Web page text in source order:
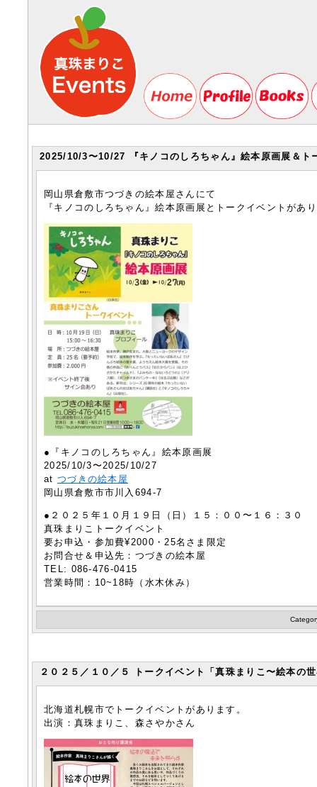
2025/10/3〜10/27 『キノコのしろちゃん』絵本原画展＆
岡山県倉敷市つづきの絵本屋さんにて
『キノコのしろちゃん』絵本原画展とトークイベントがあ
●『キノコのしろちゃん』絵本原画展
2025/10/3〜2025/10/27
at つづきの絵本屋
岡山県倉敷市市川入694-7
●２０２５年１０月１９日（日）１５：００〜１６：３０
真珠まりこトークイベント
要お申込・参加費¥2000・25名さま限定
お問合せ＆申込先：つづきの絵本屋
TEL: 086-476-0415
営業時間：10~18時（水木休み）
２０２５／１０／５ トークイベント「真珠まりこ〜絵本の
北海道札幌市でトークイベントがあります。
出演：真珠まりこ、森さやかさん